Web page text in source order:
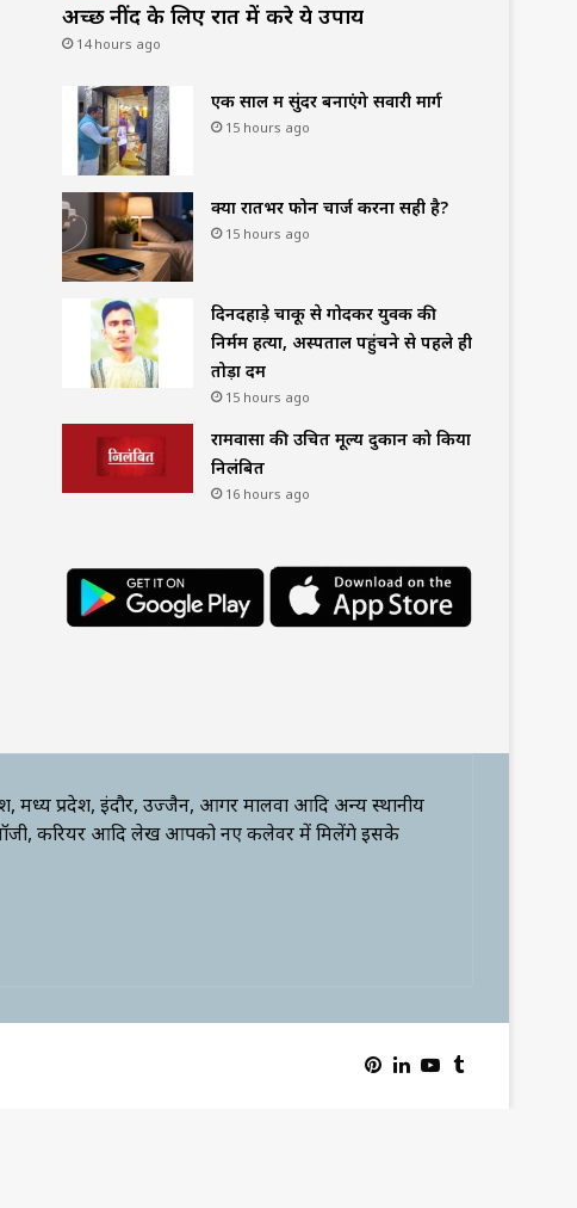
अच्छी नींद के लिए रात में करे ये उपाय
14 hours ago
एक साल में सुंदर बनाएंगे सवारी मार्ग
15 hours ago
क्या रातभर फोन चार्ज करना सही है?
15 hours ago
दिनदहाड़े चाकू से गोदकर युवक की
निर्मम हत्या, अस्पताल पहुंचने से पहले ही
तोड़ा दम
15 hours ago
रामवासा की उचित मूल्य दुकान को किया
निलंबित
16 hours ago
मध्य प्रदेश, इंदौर, उज्जैन, आगर मालवा आदि अन्य स्थानीय
करियर आदि लेख आपको नए कलेवर में मिलेंगे इसके
Pinterest
LinkedIn
YouTube
Tumblr